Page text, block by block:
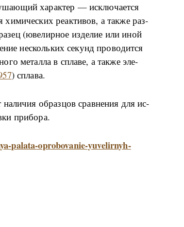
ха­ра­к­тер — ис­клю­ча­ет­ся
хи­ми­че­ских ре­а­к­ти­вов, а та­к­же раз­
(ю­ве­ли­р­ное из­де­лие или иной
не­сколь­ких се­кунд про­во­ди­т­ся
ме­тал­ла в спла­ве, а та­к­же эле­
) спла­ва.
на­ли­чия об­раз­цов срав­не­ния для ис­
при­бо­ра.
palata-oprobovanie-yuvelirnyh-